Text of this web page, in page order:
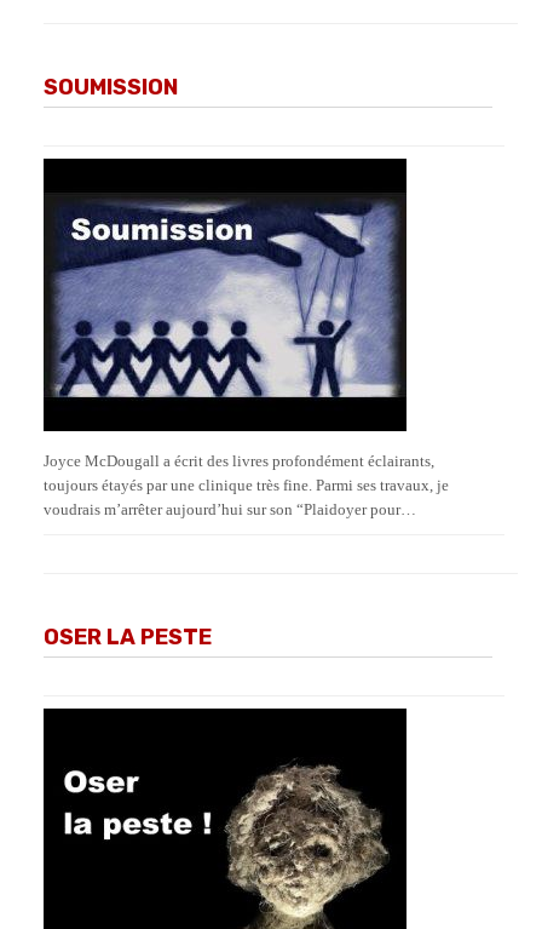
SOUMISSION
Joyce McDougall a écrit des livres profondément éclairants,
toujours étayés par une clinique très fine. Parmi ses travaux, je
voudrais m’arrêter aujourd’hui sur son “Plaidoyer pour…
OSER LA PESTE